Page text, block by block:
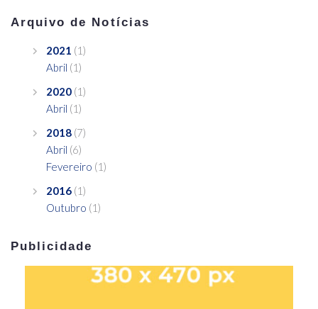
Arquivo de Notícias
2021 (1)
Abril (1)
2020 (1)
Abril (1)
2018 (7)
Abril (6)
Fevereiro (1)
2016 (1)
Outubro (1)
Publicidade